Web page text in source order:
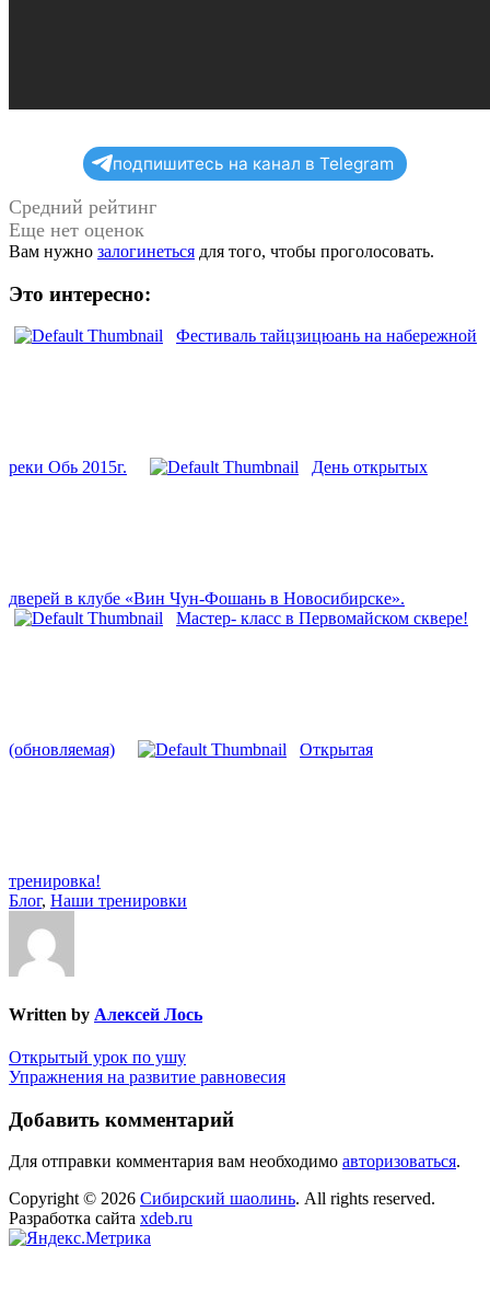
подпишитесь на канал в Telegram
Средний рейтинг
Еще нет оценок
Вам нужно залогинеться для того, чтобы проголосовать.
Это интересно:
Фестиваль тайцзицюань на набережной
реки Обь 2015г. День открытых
дверей в клубе «Вин Чун-Фошань в Новосибирске».
Мастер- класс в Первомайском сквере!
(обновляемая) Открытая
тренировка!
Блог, Наши тренировки
Written by Алексей Лось
Навигация
по
записям
Открытый урок по ушу
Упражнения на развитие равновесия
Добавить комментарий
Для отправки комментария вам необходимо авторизоваться.
Copyright © 2026 Сибирский шаолинь. All rights reserved.
Разработка сайта xdeb.ru